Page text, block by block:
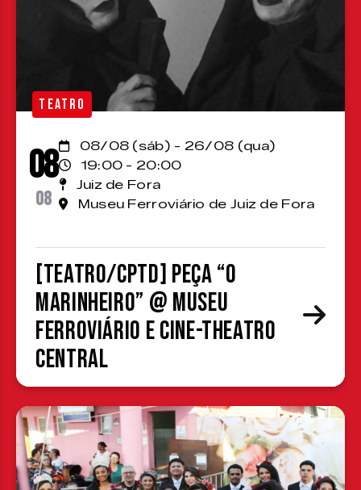
TEATRO
08
08
08/08 (sáb) - 26/08 (qua)
19:00 - 20:00
Juiz de Fora
Museu Ferroviário de Juiz de Fora
[TEATRO/CPTD] Peça “O
Marinheiro” @ Museu
Ferroviário e Cine-Theatro
Central